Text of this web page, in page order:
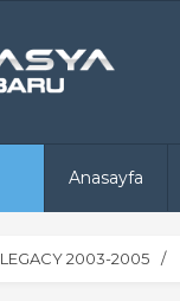
Anasayfa
LEGACY 2003-2005